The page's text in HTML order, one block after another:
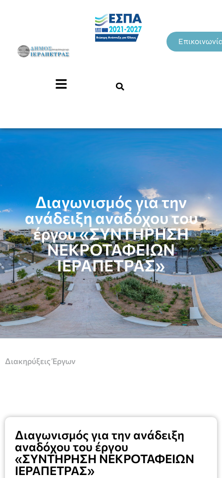
Διαγωνισμός για την
ανάδειξη αναδόχου του
έργου «ΣΥΝΤΗΡΗΣΗ
ΝΕΚΡΟΤΑΦΕΙΩΝ
ΙΕΡΑΠΕΤΡΑΣ»
Διακηρύξεις Έργων
Διαγωνισμός για την ανάδειξη
αναδόχου του έργου
«ΣΥΝΤΗΡΗΣΗ ΝΕΚΡΟΤΑΦΕΙΩΝ
ΙΕΡΑΠΕΤΡΑΣ»